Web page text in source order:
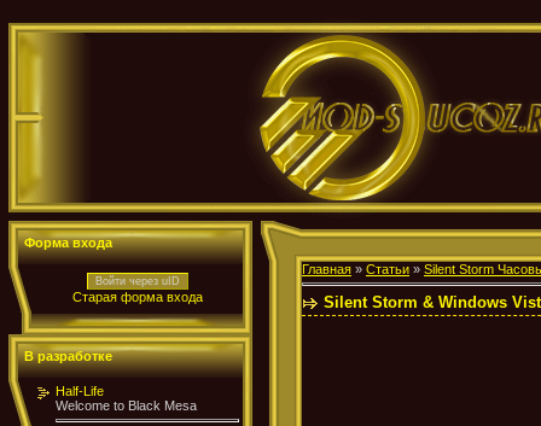
Форма входа
Войти через uID
Старая форма входа
В разработке
Half-Life
Welcome to Black Mesa
Главная » Статьи » Silent Storm
Silent Storm & Windows